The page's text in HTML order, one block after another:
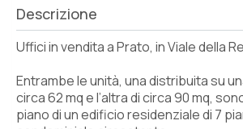
Descrizione
Uffici in vendita a Prato, in Viale della
Entrambe le unità, una distribuita su
circa 62 mq e l’altra di circa 90 mq,
piano di un edificio residenziale di 7